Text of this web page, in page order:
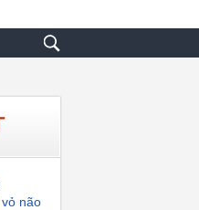
vỏ não